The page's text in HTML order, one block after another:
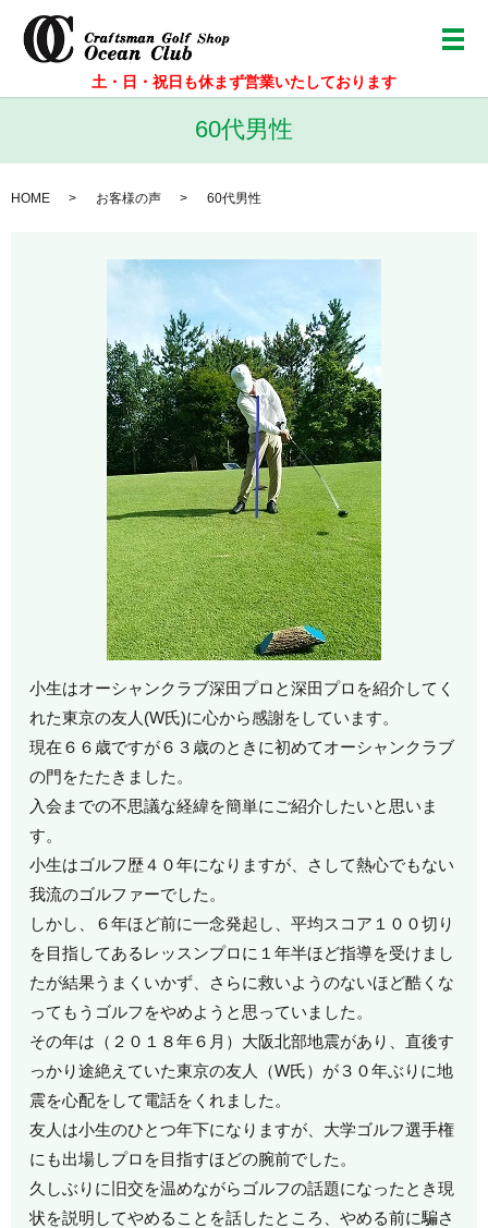
土・日・祝日も休まず営業いたしております
メ
60代男性
HOME お客様の声 60代男性
小生はオーシャンクラブ深田プロと深田プロを紹介してく
れた東京の友人(W氏)に心から感謝をしています。
現在６６歳ですが６３歳のときに初めてオーシャンクラブ
の門をたたきました。
入会までの不思議な経緯を簡単にご紹介したいと思いま
す。
小生はゴルフ歴４０年になりますが、さして熱心でもない
我流のゴルファーでした。
しかし、６年ほど前に一念発起し、平均スコア１００切り
を目指してあるレッスンプロに１年半ほど指導を受けまし
たが結果うまくいかず、さらに救いようのないほど酷くな
ってもうゴルフをやめようと思っていました。
その年は（２０１８年６月）大阪北部地震があり、直後す
っかり途絶えていた東京の友人（W氏）が３０年ぶりに地
震を心配をして電話をくれました。
友人は小生のひとつ年下になりますが、大学ゴルフ選手権
にも出場しプロを目指すほどの腕前でした。
久しぶりに旧交を温めながらゴルフの話題になったとき現
状を説明してやめることを話したところ、やめる前に騙さ